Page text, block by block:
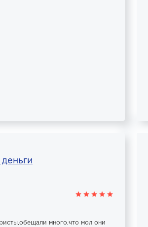
много,что мол они